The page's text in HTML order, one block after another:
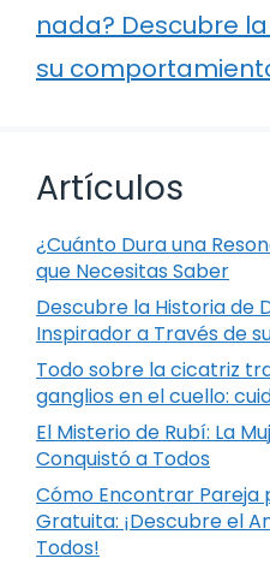
nada? Descubre
su
Artículos
¿Cuánto Dura una
que Necesitas Saber
Descubre la Historia de
Inspirador a Través de
Todo sobre la cicatriz
ganglios en el cuello:
El Misterio de Rubí: La
Conquistó a Todos
Cómo Encontrar
Gratuita: ¡Descubre el
Todos!